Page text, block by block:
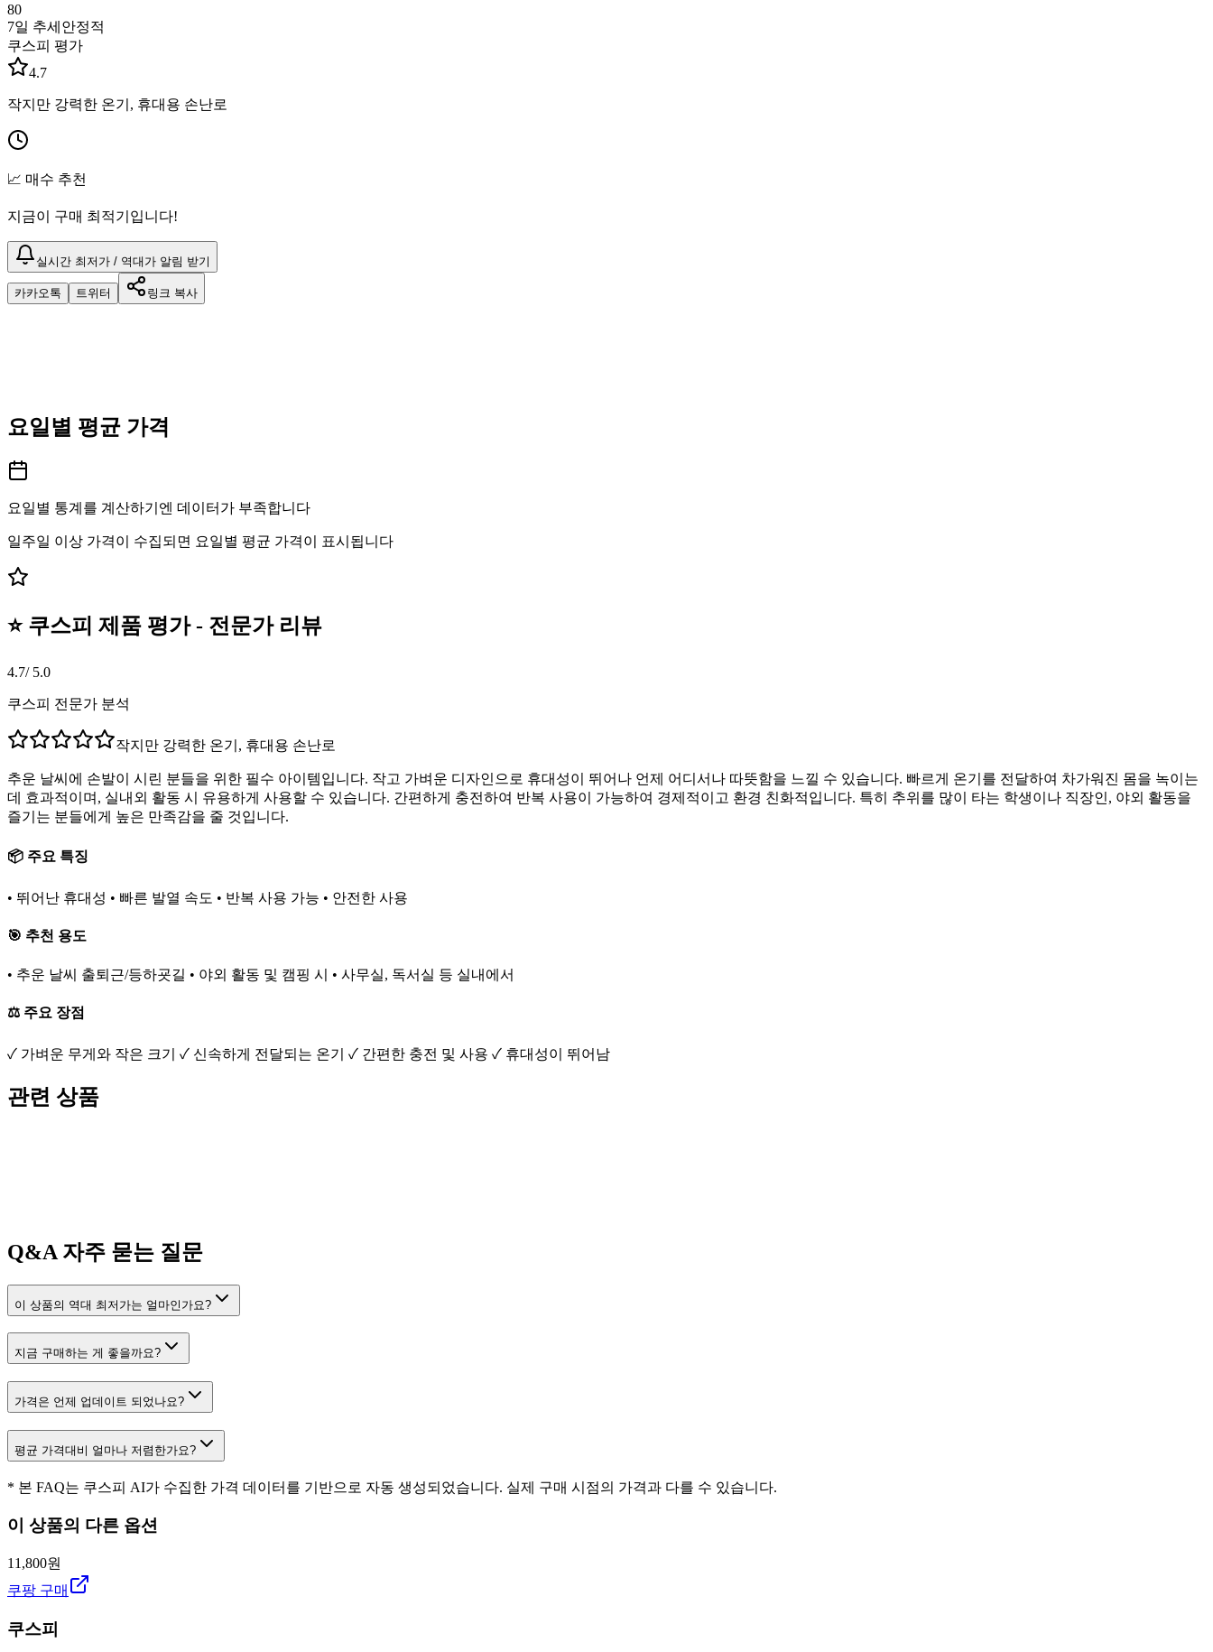
80
7일 추세 안정적
쿠스피 평가
4.7
작지만 강력한 온기, 휴대용 손난로
📈 매수 추천
지금이 구매 최적기입니다!
실시간 최저가 / 역대가 알림 받기
카카오톡 트위터 링크 복사
요일별 평균 가격
요일별 통계를 계산하기엔 데이터가 부족합니다
일주일 이상 가격이 수집되면 요일별 평균 가격이 표시됩니다
⭐ 쿠스피 제품 평가 - 전문가 리뷰
4.7/ 5.0
쿠스피 전문가 분석
작지만 강력한 온기, 휴대용 손난로
추운 날씨에 손발이 시린 분들을 위한 필수 아이템입니다. 작고 가벼운 디자인으로 휴대성이 뛰어나 언제 어디서나 따뜻함을 느낄 수 있습니다. 빠르게 온기를 전달하여 차가워진 몸을 녹이는
데 효과적이며, 실내외 활동 시 유용하게 사용할 수 있습니다. 간편하게 충전하여 반복 사용이 가능하여 경제적이고 환경 친화적입니다. 특히 추위를 많이 타는 학생이나 직장인, 야외 활동을
즐기는 분들에게 높은 만족감을 줄 것입니다.
📦 주요 특징
• 뛰어난 휴대성 • 빠른 발열 속도 • 반복 사용 가능 • 안전한 사용
🎯 추천 용도
• 추운 날씨 출퇴근/등하굣길 • 야외 활동 및 캠핑 시 • 사무실, 독서실 등 실내에서
⚖️ 주요 장점
✓ 가벼운 무게와 작은 크기 ✓ 신속하게 전달되는 온기 ✓ 간편한 충전 및 사용 ✓ 휴대성이 뛰어남
관련 상품
Q&A 자주 묻는 질문
이 상품의 역대 최저가는 얼마인가요?
지금 구매하는 게 좋을까요?
가격은 언제 업데이트 되었나요?
평균 가격대비 얼마나 저렴한가요?
* 본 FAQ는 쿠스피 AI가 수집한 가격 데이터를 기반으로 자동 생성되었습니다. 실제 구매 시점의 가격과 다를 수 있습니다.
이 상품의 다른 옵션
11,800원
쿠팡 구매
쿠스피